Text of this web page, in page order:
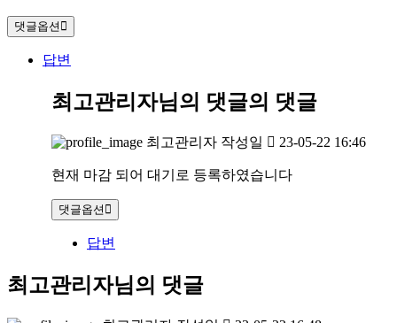
댓글옵션
답변
최고관리자님의 댓글의 댓글
최고관리자 작성일 23-05-22 16:46
현재 마감 되어 대기로 등록하였습니다
댓글옵션
답변
최고관리자님의 댓글